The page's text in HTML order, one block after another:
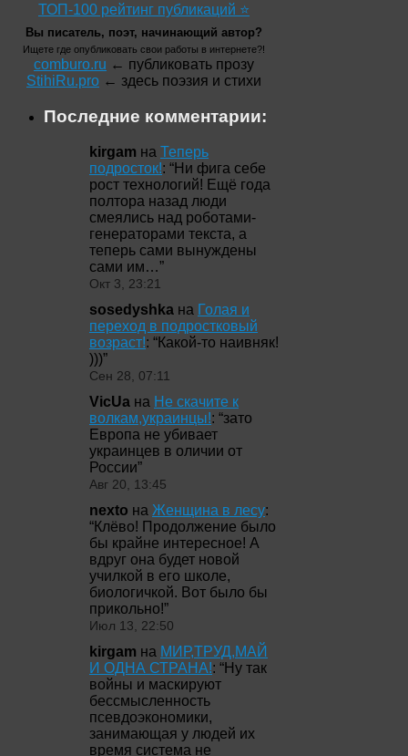
ТОП-100 рейтинг публикаций ⭐
Вы писатель, поэт, начинающий автор?
Ищете где опубликовать свои работы в интернете?!
comburo.ru ← публиковать прозу
StihiRu.pro ← здесь поэзия и стихи
Последние комментарии:
kirgam на Теперь
подросток!: “Ни фига себе
рост технологий! Ещё года
полтора назад люди
смеялись над роботами-
генераторами текста, а
теперь сами вынуждены
сами им…”
Окт 3, 23:21
sosedyshka на Голая и
переход в подростковый
возраст!: “Какой-то наивняк!
)))”
Сен 28, 07:11
VicUa на Не скачите к
волкам,украинцы!: “зато
Европа не убивает
украинцев в оличии от
России”
Авг 20, 13:45
nexto на Женщина в лесу:
“Клёво! Продолжение было
бы крайне интересное! А
вдруг она будет новой
училкой в его школе,
биологичкой. Вот было бы
прикольно!”
Июл 13, 22:50
kirgam на МИР,ТРУД,МАЙ
И ОДНА СТРАНА!: “Ну так
войны и маскируют
бессмысленность
псевдоэкономики,
занимающая у людей их
время система не